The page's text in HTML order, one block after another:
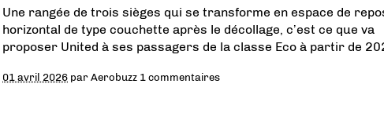
Une rangée de trois sièges qui se transforme en espace de
horizontal de type couchette après le décollage, c’est ce que va
proposer United à ses passagers de la classe Eco à partir de
01 avril 2026 parAerobuzz 1 commentaires